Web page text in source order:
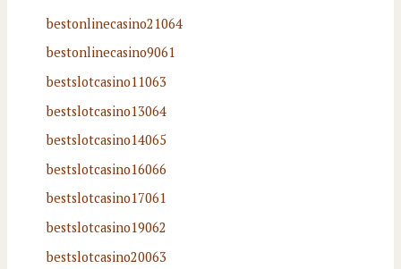
bestonlinecasino21064
bestonlinecasino9061
bestslotcasino11063
bestslotcasino13064
bestslotcasino14065
bestslotcasino16066
bestslotcasino17061
bestslotcasino19062
bestslotcasino20063